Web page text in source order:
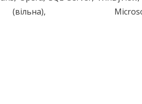
(вільна),